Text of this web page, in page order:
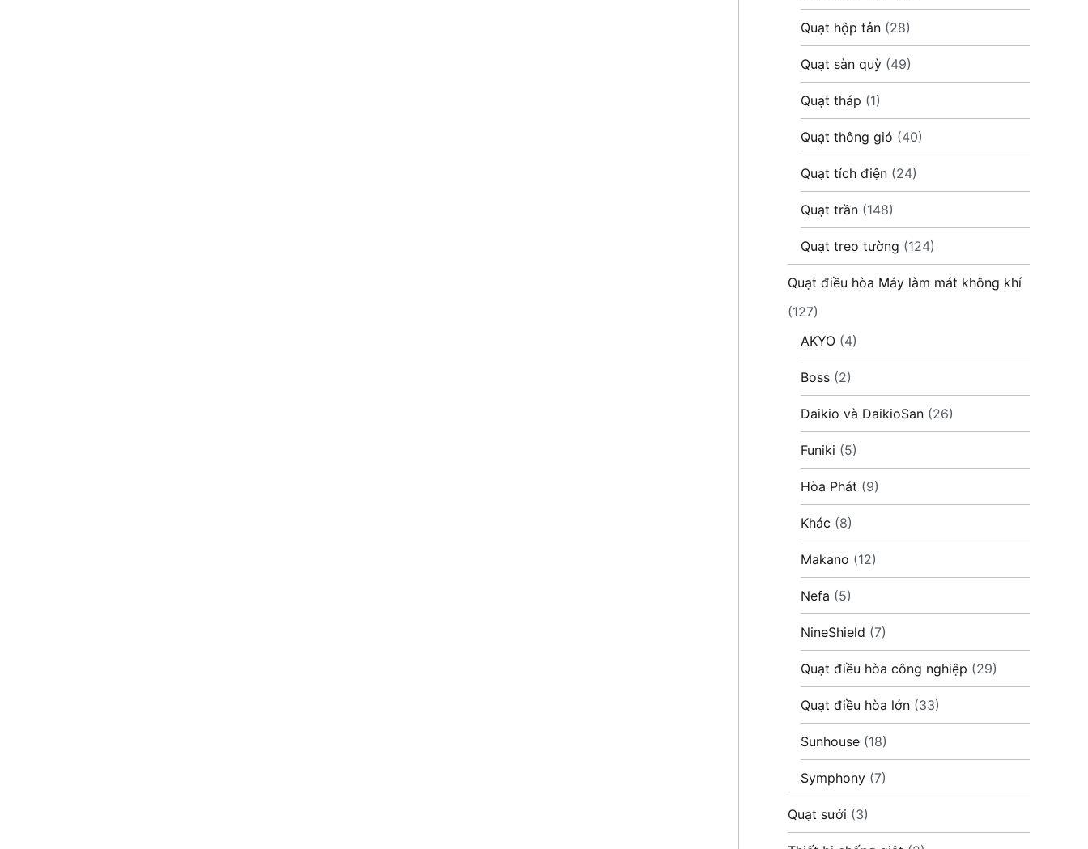
Quạt hộp tản (28)
Quạt sàn quỳ (49)
Quạt tháp (1)
Quạt thông gió (40)
Quạt tích điện (24)
Quạt trần (148)
Quạt treo tường (124)
Quạt điều hòa Máy làm mát không khí
(127)
AKYO (4)
Boss (2)
Daikio và DaikioSan (26)
Funiki (5)
Hòa Phát (9)
Khác (8)
Makano (12)
Nefa (5)
NineShield (7)
Quạt điều hòa công nghiệp (29)
Quạt điều hòa lớn (33)
Sunhouse (18)
Symphony (7)
Quạt sưởi (3)